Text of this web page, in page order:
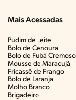
Mais Acessadas
Pudim de Leite
Bolo de Cenoura
Bolo de Fubá Cremoso
Mousse de Maracujá
Fricassê de Frango
Bolo de Laranja
Molho Branco
Brigadeiro